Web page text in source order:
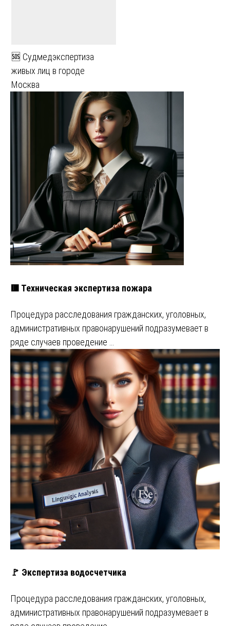
🆘 Судмедэкспертиза
живых лиц в городе
Москва
🟥 Техническая экспертиза пожара
Процедура расследования гражданских, уголовных,
административных правонарушений подразумевает в
ряде случаев проведение …
🚩 Экспертиза водосчетчика
Процедура расследования гражданских, уголовных,
административных правонарушений подразумевает в